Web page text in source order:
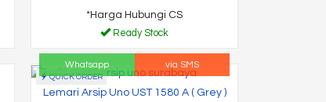
*Harga Hubungi CS
Ready Stock
QUICK ORDER
Whatsapp via SMS
Lemari Arsip Uno UST 1580 A ( Grey )